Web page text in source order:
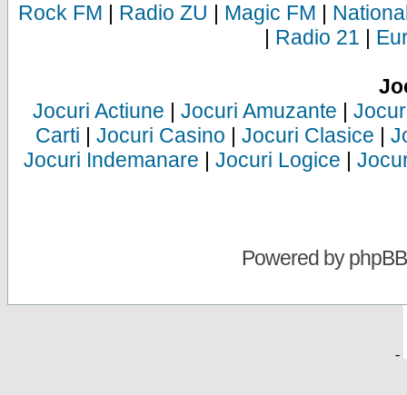
Rock FM | Radio ZU | Magic FM |
| Radio 21 |
Jocuri Actiune | Jocuri Amuzante |
Carti | Jocuri Casino | Jocuri Clasice |
Jocuri Indemanare | Jocuri Logice |
Powered byphpBB
-